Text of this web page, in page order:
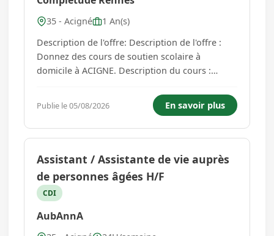
35 - Acigné
1 An(s)
Description de l'offre: Description de l'offre :
Donnez des cours de soutien scolaire à
domicile à ACIGNE. Description du cours :
EUR brut/h. Horaires de soutien scolaire : à
revalider . Description de...
Publie le 05/08/2026 En savoir plus
Assistant / Assistante de vie auprès
de personnes âgées H/F
CDI
AubAnnA